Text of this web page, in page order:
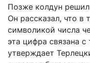
Позже колдун решил
Он рассказал, что в
символикой числа
эта цифра связана
утверждает